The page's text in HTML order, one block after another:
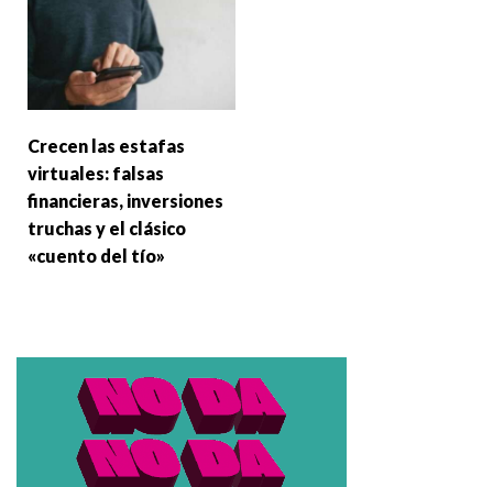
Crecen las estafas
virtuales: falsas
financieras, inversiones
truchas y el clásico
«cuento del tío»